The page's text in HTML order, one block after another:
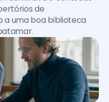
de
a uma boa biblioteca